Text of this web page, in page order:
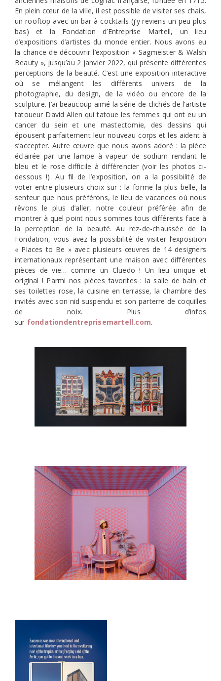
En plein cœur de la ville, il est possible de visiter ses chais,
un rooftop avec un bar à cocktails (j’y reviens un peu plus
bas) et la Fondation d’Entreprise Martell, un lieu
d’expositions d’artistes du monde entier. Nous avons eu
la chance de découvrir l’exposition « Sagmeister & Walsh
Beauty », jusqu’au 2 janvier 2022, qui présente différentes
perceptions de la beauté. C’est une exposition interactive
où se mélangent les différents univers de la
photographie, du design, de la vidéo ou encore de la
sculpture. J’ai beaucoup aimé la série de clichés de l’artiste
tatoueur David Allen qui tatoue les femmes qui ont eu un
cancer du sein et une mastectomie, des dessins qui
épousent parfaitement leur nouveau corps et les aident à
s’accepter. Autre œuvre que nous avons adoré : la pièce
éclairée par une lampe à vapeur de sodium rendant le
bleu et le rose difficile à différencier (voir les photos ci-
dessous !). Au fil de l’exposition, on a la possibilité de
voter entre plusieurs choix sur : la forme la plus belle, la
senteur que nous préférons, le lieu de vacances où nous
rêvons le plus d’aller, notre couleur préférée afin de
montrer à quel point nous sommes tous différents face à
la perception de la beauté. Au rez-de-chaussée de la
Fondation, vous avez la possibilité de visiter l’exposition
« Places to Be » avec plusieurs œuvres de 14 designers
internationaux représentant une maison avec différentes
pièces de vie… comme un Cluedo ! Un lieu unique et
original ! Parmi nos pièces favorites : la salle de bain et
ses toilettes rose, la cuisine en terrasse, la chambre des
invités avec son nid suspendu et son parterre de coquilles
de noix. Plus d’infos
sur fondationdentreprisemartell.com.